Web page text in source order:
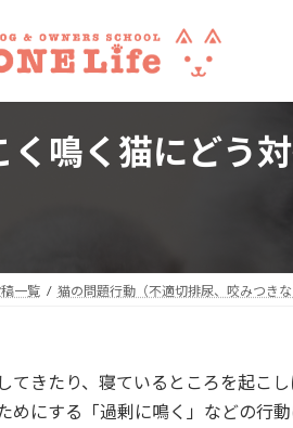
く鳴く猫にどう
一覧 猫の問題行動（不適切排尿、咬みつきな
てきたり、寝ているところを起こ
めにする「過剰に鳴く」などの行